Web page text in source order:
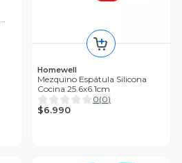
Homewell
Mezquino Espátula Silicona
Cocina 25.6x6.1cm
0(0)
$6.990